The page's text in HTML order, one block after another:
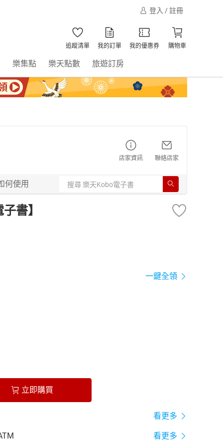
登入 / 註冊
追蹤清單 我的訂單 我的優惠券 購物車
樂集點 樂天點數 旅遊訂房
店家資訊 聯絡店家
何使用
書】
一鍵全領
立即購買
看更多
看更多